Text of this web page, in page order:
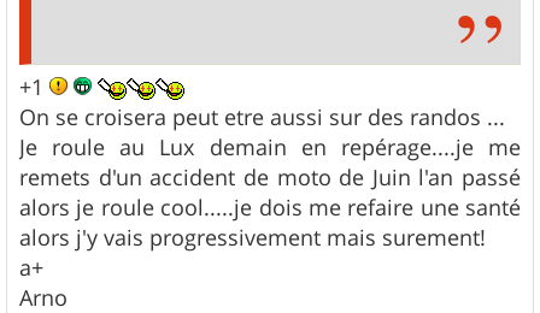
+1
On se croisera peut etre aussi sur des randos ...
Je roule au Lux demain en repérage....je me
remets d'un accident de moto de Juin l'an passé
alors je roule cool.....je dois me refaire une santé
alors j'y vais progressivement mais surement!
a+
Arno